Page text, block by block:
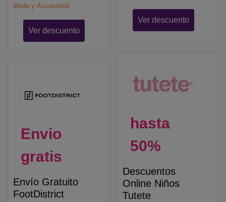
Moda y Accesorios
Ver descuento
Envio
gratis
Envío Gratuito
FootDistrict
Ver descuento
hasta
50%
Descuentos
Online Niños
Tutete